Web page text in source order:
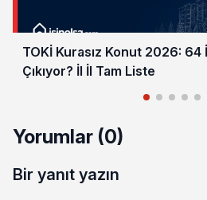
TOKİ Kurasız Konut 2026: 64
Çıkıyor? İl İl Tam Liste
Yorumlar (0)
Bir yanıt yazın